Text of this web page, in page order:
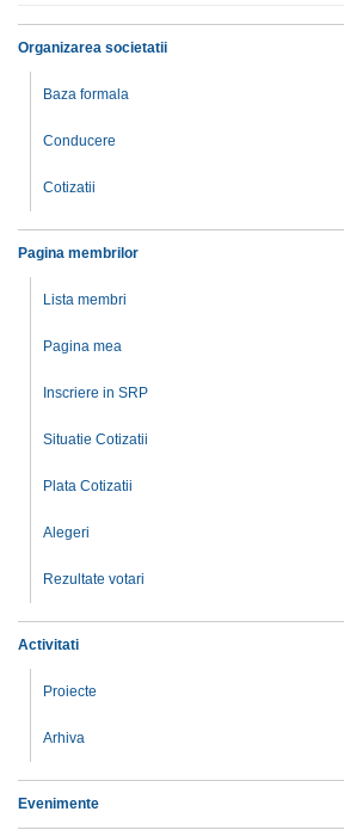
Organizarea societatii
Baza formala
Conducere
Cotizatii
Pagina membrilor
Lista membri
Pagina mea
Inscriere in SRP
Situatie Cotizatii
Plata Cotizatii
Alegeri
Rezultate votari
Activitati
Proiecte
Arhiva
Evenimente